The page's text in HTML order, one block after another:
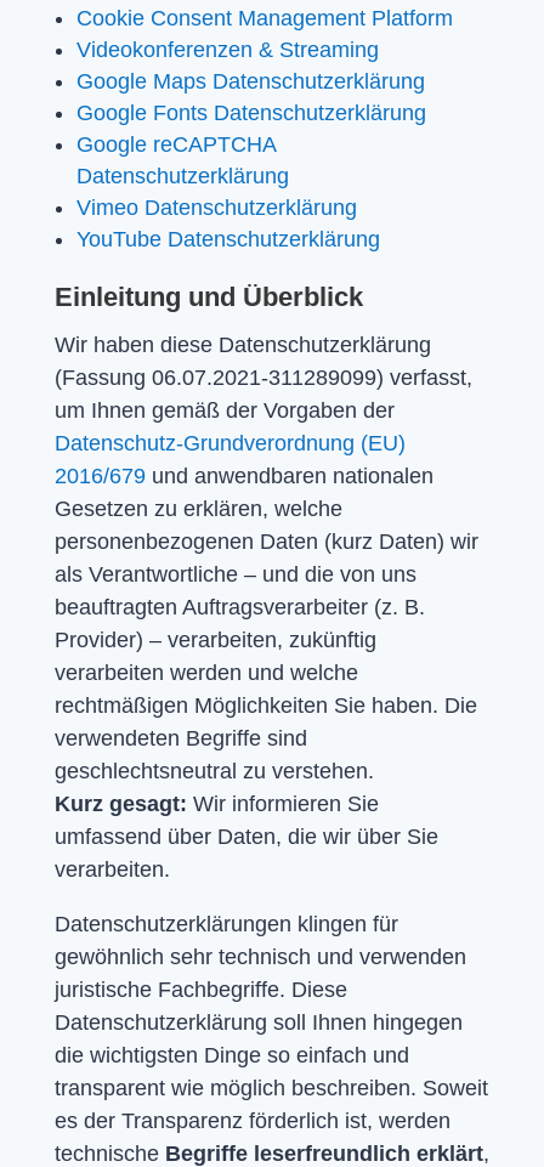
Cookie Consent Management Platform
Videokonferenzen & Streaming
Google Maps Datenschutzerklärung
Google Fonts Datenschutzerklärung
Google reCAPTCHA
Datenschutzerklärung
Vimeo Datenschutzerklärung
YouTube Datenschutzerklärung
Einleitung und Überblick
Wir haben diese Datenschutzerklärung
(Fassung 06.07.2021-311289099) verfasst,
um Ihnen gemäß der Vorgaben der
Datenschutz-Grundverordnung (EU)
2016/679und anwendbaren nationalen
Gesetzen zu erklären, welche
personenbezogenen Daten (kurz Daten) wir
als Verantwortliche – und die von uns
beauftragten Auftragsverarbeiter (z. B.
Provider) – verarbeiten, zukünftig
verarbeiten werden und welche
rechtmäßigen Möglichkeiten Sie haben. Die
verwendeten Begriffe sind
geschlechtsneutral zu verstehen.
Kurz gesagt: Wir informieren Sie
umfassend über Daten, die wir über Sie
verarbeiten.
Datenschutzerklärungen klingen für
gewöhnlich sehr technisch und verwenden
juristische Fachbegriffe. Diese
Datenschutzerklärung soll Ihnen hingegen
die wichtigsten Dinge so einfach und
transparent wie möglich beschreiben. Soweit
es der Transparenz förderlich ist, werden
technische Begriffe leserfreundlich erklärt,